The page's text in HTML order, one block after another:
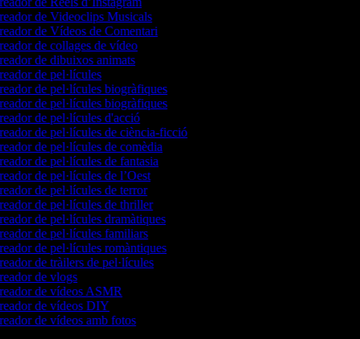
de Videoclips Musicals
de Vídeos de Comentari
de collages de vídeo
de dibuixos animats
de pel·lícules
de pel·lícules biogràfiques
de pel·lícules biogràfiques
de pel·lícules d'acció
de pel·lícules de ciència-ficció
de pel·lícules de comèdia
de pel·lícules de fantasia
de pel·lícules de l’Oest
de pel·lícules de terror
de pel·lícules de thriller
de pel·lícules dramàtiques
de pel·lícules familiars
de pel·lícules romàntiques
de tràilers de pel·lícules
de vlogs
de vídeos ASMR
de vídeos DIY
de vídeos amb fotos